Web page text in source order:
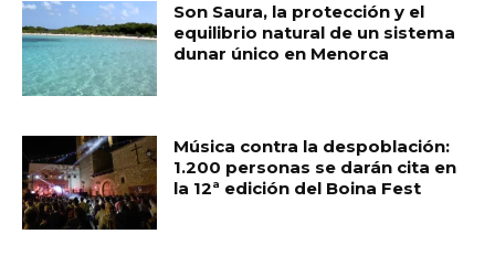
Son Saura, la protección y el
equilibrio natural de un sistema
dunar único en Menorca
Música contra la despoblación:
1.200 personas se darán cita en
la 12ª edición del Boina Fest